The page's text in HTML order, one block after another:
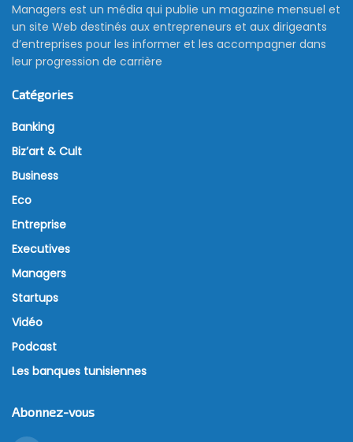
Managers est un média qui publie un magazine mensuel et
un site Web destinés aux entrepreneurs et aux dirigeants
d’entreprises pour les informer et les accompagner dans
leur progression de carrière
Catégories
Banking
Biz’art & Cult
Business
Eco
Entreprise
Executives
Managers
Startups
Vidéo
Podcast
Les banques tunisiennes
Abonnez-vous